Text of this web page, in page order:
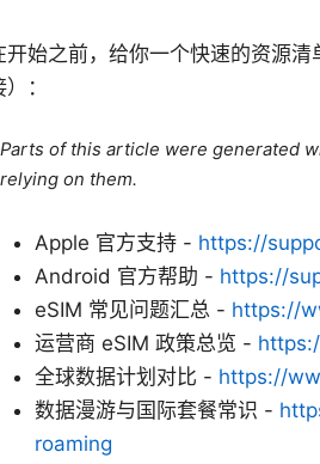
开始之前，给你一个快速的资源
：
Parts of this article were generated
relying on them.
Apple 官方支持 - https://
Android 官方帮助 - https://
eSIM 常见问题汇总 - https://
运营商 eSIM 政策总览 -
全球数据计划对比 - https://
数据漫游与国际套餐常识 -
roaming